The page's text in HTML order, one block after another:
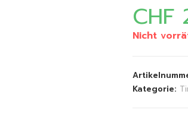
CHF
Nicht
Kategorie: